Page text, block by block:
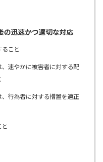
迅速かつ適切な対応
こと
速やかに被害者に対する配
行為者に対する措置を適正